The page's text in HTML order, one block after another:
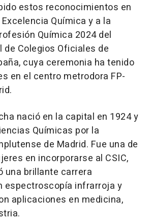
estos reconocimientos en
Química y a la
Química 2024 del
de Colegios Oficiales de
cuya ceremonia ha tenido
en el centro metrodora FP-
nació en la capital en 1924 y
Químicas por la
de Madrid. Fue una de
en incorporarse al CSIC,
una brillante carrera
espectroscopía infrarroja y
aplicaciones en medicina,